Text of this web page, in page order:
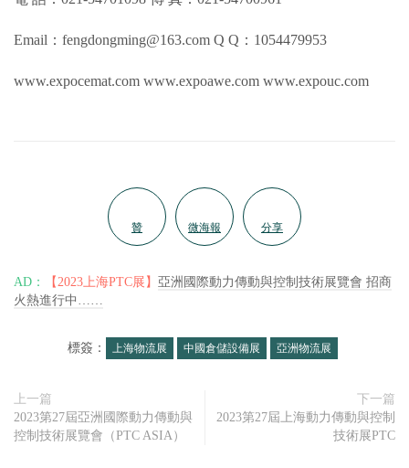
Email：fengdongming@163.com Q Q：1054479953
www.expocemat.com www.expoawe.com www.expouc.com
贊 微海報 分享
AD： 【2023上海PTC展】 亞洲國際動力傳動與控制技術展覽會 招商
火熱進行中……
標簽： 上海物流展 中國倉儲設備展 亞洲物流展
上一篇
2023第27屆亞洲國際動力傳動與
控制技術展覽會（PTC ASIA）
下一篇
2023第27屆上海動力傳動與控制
技術展PTC